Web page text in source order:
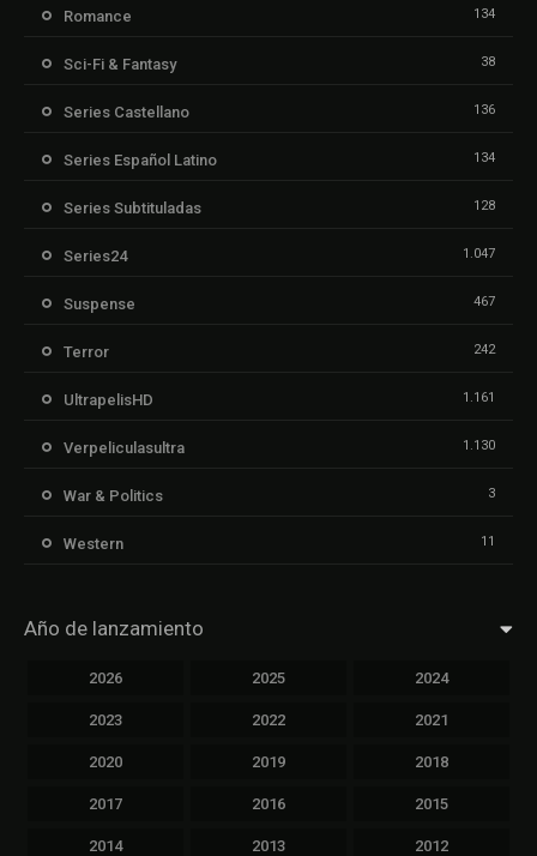
Romance 134
Sci-Fi & Fantasy 38
Series Castellano 136
Series Español Latino 134
Series Subtituladas 128
Series24 1.047
Suspense 467
Terror 242
UltrapelisHD 1.161
Verpeliculasultra 1.130
War & Politics 3
Western 11
Año de lanzamiento
2026 2025 2024
2023 2022 2021
2020 2019 2018
2017 2016 2015
2014 2013 2012